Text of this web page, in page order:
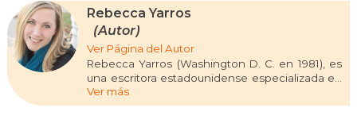
Rebecca Yarros
(Autor)
Ver Página del Autor
Rebecca Yarros (Washington D. C. en 1981), es
una escritora estadounidense especializada en
fantasía romántica y romance contemporáneo.
Su estilo apasionado, emocional y cargado de
Ver más